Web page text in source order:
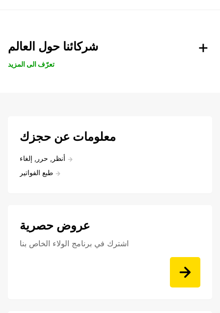
شركائنا حول العالم
تعرّف الى المزيد
معلومات عن حجزك
أنظر, حرر, إلغاء
طبع الفواتير
عروض حصرية
اشترك في برنامج الولاء الخاص بنا